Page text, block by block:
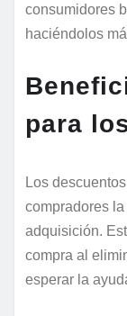
consumidores
haciéndolos
para
Los
compradores
adquisición.
compra al
esperar la